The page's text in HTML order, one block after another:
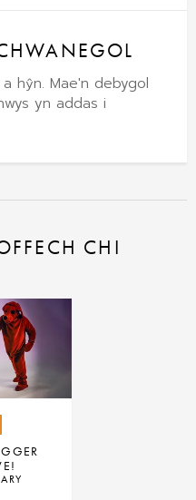
hŷn. Mae'n debygol
yn addas i
CHI